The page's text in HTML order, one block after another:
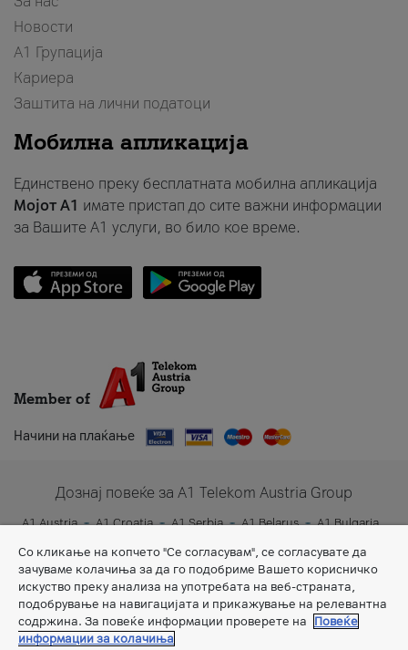
Новости
А1 Групација
Кариера
Заштита на лични податоци
Мобилна апликација
Единствено преку бесплатната мобилна апликација
Мојот A1 имате пристап до сите важни информации
за Вашите A1 услуги, во било кое време.
Member of
Начини на плаќање
Дознај повеќе за A1 Telekom Austria Group
A1 Austria A1 Croatia A1 Serbia A1 Belarus
A1 Bulgaria
A1 Slovenia
A1 Digital
Со кликање на копчето "Се согласувам", се согласувате да
зачуваме колачиња за да го подобриме Вашето корисничко
искуство преку анализа на употребата на веб-страната,
подобрување на навигацијата и прикажување на релевантна
содржина. За повеќе информации проверете на
Повеќе
информации за колачиња